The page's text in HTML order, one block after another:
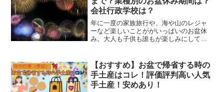
会社行政学校は？
年に一度の家族旅行や、海や山のレジャ
ーなど楽しいことががいっぱいのお盆休
み。大人も子供も誰もが楽しみにしてい
ーの予定は早めにしっかり計画しておき
たいですよね。今のうちか...
年中行事（季節）
【おすすめ】お盆で帰省する時の
手土産はコレ！評価評判高い人気
手土産！安めあり！